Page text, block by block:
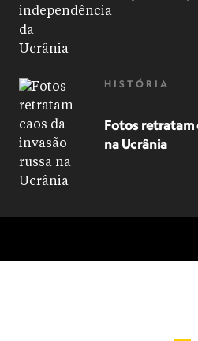
HISTÓRIA
Fotos retratam
na Ucrânia